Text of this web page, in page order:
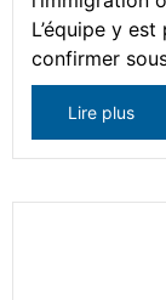
L’équipe y
confirmer
Lire plus